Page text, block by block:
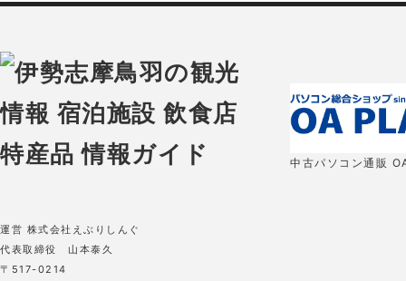
中古パソコン通販
運営 株式会社えぶりしんぐ
代表取締役 山本泰久
〒517-0214